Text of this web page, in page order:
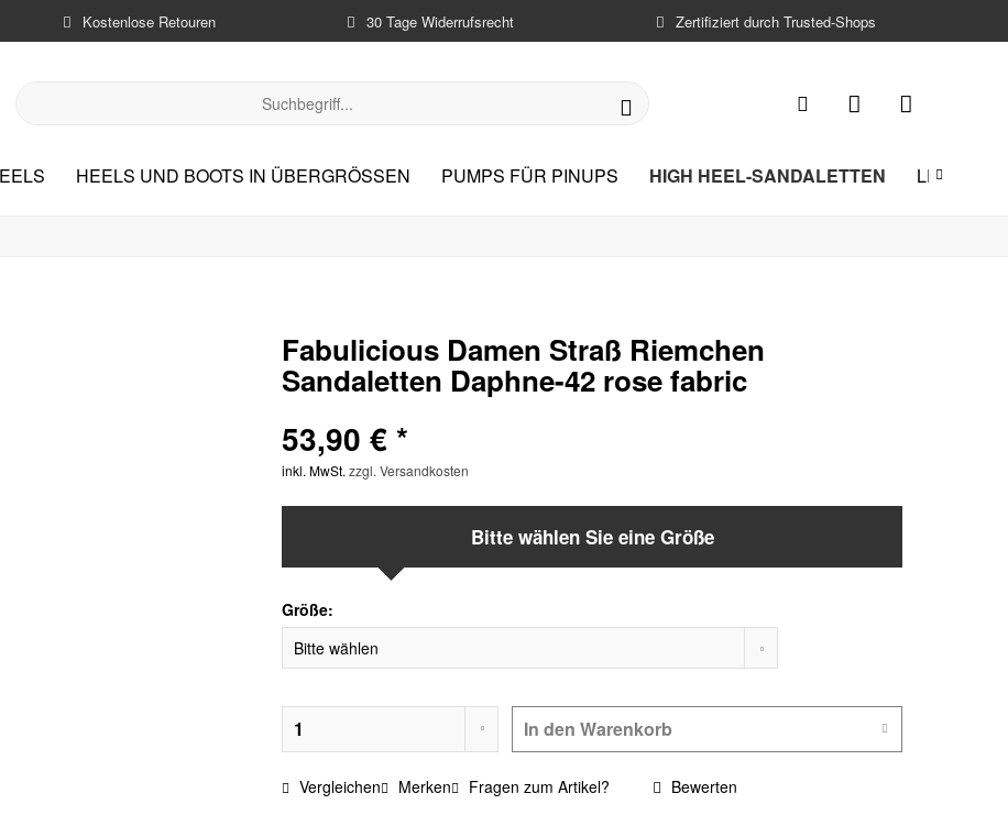
Kostenlose Retouren 30 Tage Widerrufsrecht Zertifiziert durch Trusted-Shops
HEELS UND BOOTS IN ÜBERGRÖSSEN PUMPS FÜR PINUPS HIGH HEEL-SANDALETTEN LEICHTE

Fabulicious Damen Straß Riemchen
Sandaletten Daphne-42 rose fabric
53,90 € *
inkl. MwSt. zzgl. Versandkosten
Bitte wählen Sie eine Größe
Größe:
In den Warenkorb
Vergleichen Merken Fragen zum Artikel? Bewerten